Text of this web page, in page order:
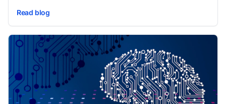
improve customer experience.
Read blog